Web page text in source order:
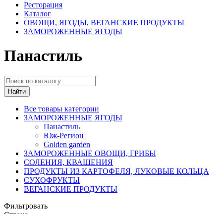
Ресторация
Каталог
ОВОЩИ, ЯГОДЫ, ВЕГАНСКИЕ ПРОДУКТЫ
ЗАМОРОЖЕННЫЕ ЯГОДЫ
Панастиль
Найти
Все товары категории
ЗАМОРОЖЕННЫЕ ЯГОДЫ
Панастиль
Юж-Регион
Golden garden
ЗАМОРОЖЕННЫЕ ОВОЩИ, ГРИБЫ
СОЛЕНИЯ, КВАШЕНИЯ
ПРОДУКТЫ ИЗ КАРТОФЕЛЯ, ЛУКОВЫЕ КОЛЬЦА
СУХОФРУКТЫ
ВЕГАНСКИЕ ПРОДУКТЫ
Фильтровать